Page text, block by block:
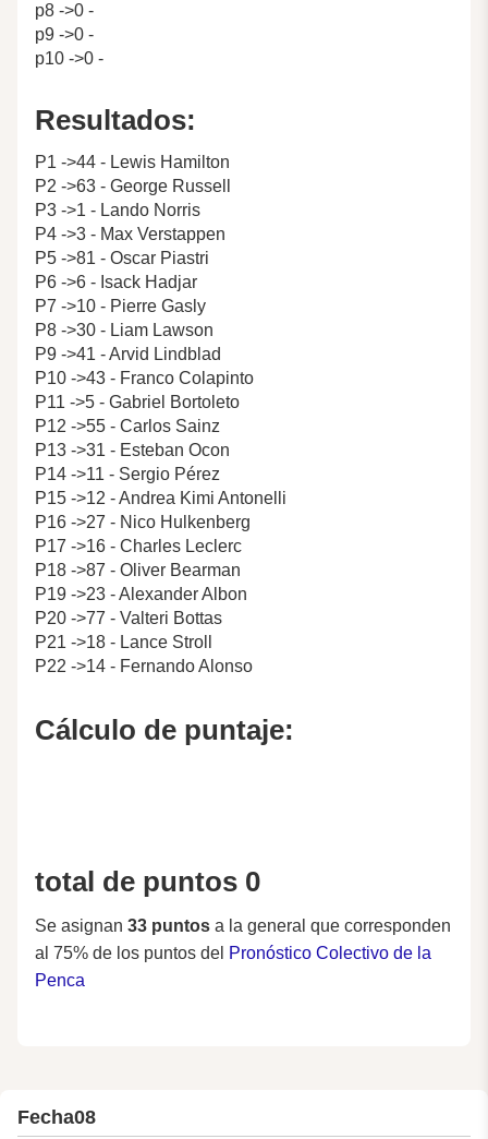
p8 ->0 -
p9 ->0 -
p10 ->0 -
Resultados:
P1 ->44 - Lewis Hamilton
P2 ->63 - George Russell
P3 ->1 - Lando Norris
P4 ->3 - Max Verstappen
P5 ->81 - Oscar Piastri
P6 ->6 - Isack Hadjar
P7 ->10 - Pierre Gasly
P8 ->30 - Liam Lawson
P9 ->41 - Arvid Lindblad
P10 ->43 - Franco Colapinto
P11 ->5 - Gabriel Bortoleto
P12 ->55 - Carlos Sainz
P13 ->31 - Esteban Ocon
P14 ->11 - Sergio Pérez
P15 ->12 - Andrea Kimi Antonelli
P16 ->27 - Nico Hulkenberg
P17 ->16 - Charles Leclerc
P18 ->87 - Oliver Bearman
P19 ->23 - Alexander Albon
P20 ->77 - Valteri Bottas
P21 ->18 - Lance Stroll
P22 ->14 - Fernando Alonso
Cálculo de puntaje:
total de puntos 0
Se asignan 33 puntos a la general que corresponden
al 75% de los puntos del Pronóstico Colectivo de la
Penca
Fecha08